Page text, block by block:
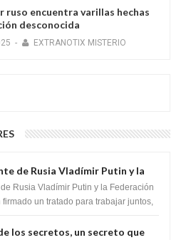
ruso encuentra varillas hechas
desconocida
- EXTRANOTIX MISTERIO
de Rusia Vladímir Putin y la
Galactica han firmado un
acabar con los Sionistas?
Rusia Vladímir Putin y la Federación
firmado un tratado para trabajar juntos,
los secretos, un secreto que